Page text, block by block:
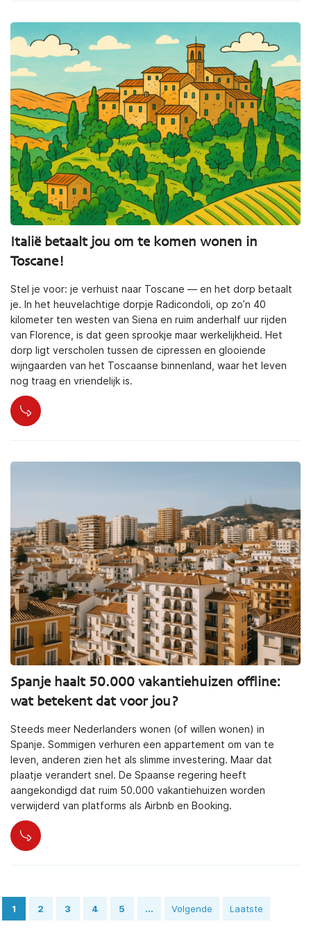
Italië betaalt jou om te komen wonen in
Toscane!
Stel je voor: je verhuist naar Toscane — en het dorp betaalt
je. In het heuvelachtige dorpje Radicondoli, op zo’n 40
kilometer ten westen van Siena en ruim anderhalf uur rijden
van Florence, is dat geen sprookje maar werkelijkheid. Het
dorp ligt verscholen tussen de cipressen en glooiende
wijngaarden van het Toscaanse binnenland, waar het leven
nog traag en vriendelijk is.
Spanje haalt 50.000 vakantiehuizen offline:
wat betekent dat voor jou?
Steeds meer Nederlanders wonen (of willen wonen) in
Spanje. Sommigen verhuren een appartement om van te
leven, anderen zien het als slimme investering. Maar dat
plaatje verandert snel. De Spaanse regering heeft
aangekondigd dat ruim 50.000 vakantiehuizen worden
verwijderd van platforms als Airbnb en Booking.
1 2 3 4 5 ... Volgende Laatste